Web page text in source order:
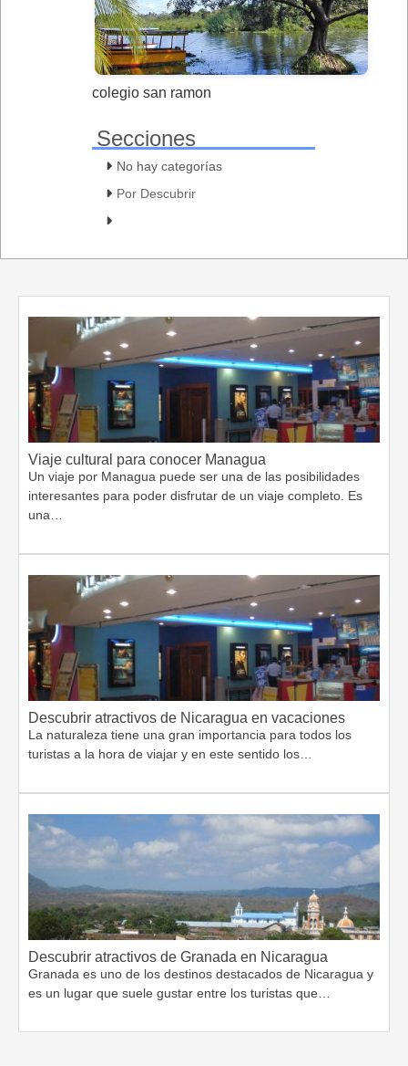
colegio san ramon
Secciones
No hay categorías
Por Descubrir
Viaje cultural para conocer Managua
Un viaje por Managua puede ser una de las posibilidades
interesantes para poder disfrutar de un viaje completo. Es
una…
Descubrir atractivos de Nicaragua en vacaciones
La naturaleza tiene una gran importancia para todos los
turistas a la hora de viajar y en este sentido los…
Descubrir atractivos de Granada en Nicaragua
Granada es uno de los destinos destacados de Nicaragua y
es un lugar que suele gustar entre los turistas que…